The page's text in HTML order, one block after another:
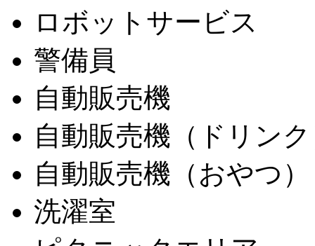
ロボットサービス
警備員
自動販売機
自動販売機（ドリン
自動販売機（おやつ）
洗濯室